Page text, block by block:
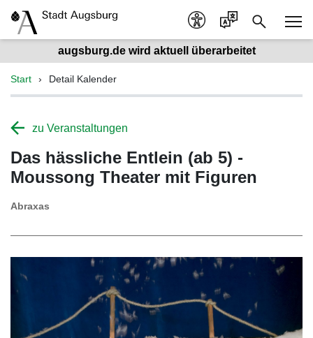
augsburg.de wird aktuell überarbeitet
Start Detail Kalender
zu Veranstaltungen
Das hässliche Entlein (ab 5) -
Moussong Theater mit Figuren
Abraxas